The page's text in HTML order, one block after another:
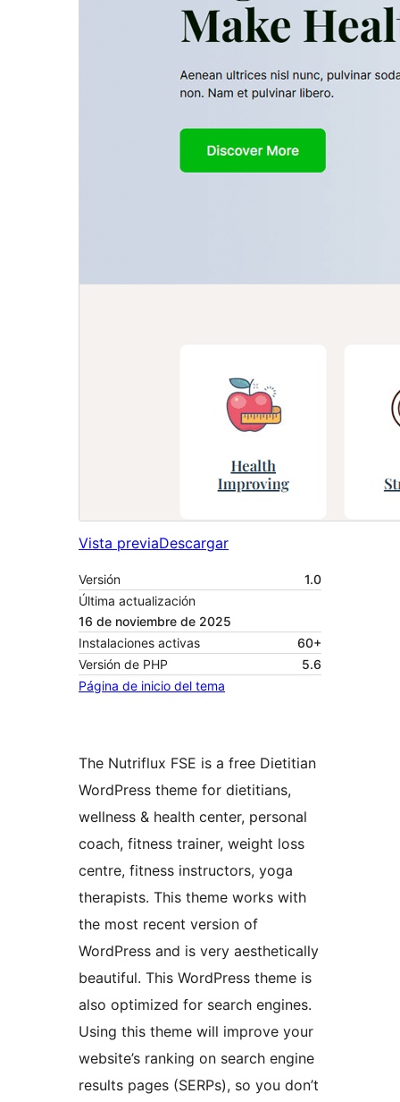
Vista previaDescargar
Versión
1.0
Última actualización
16 de noviembre de 2025
Instalaciones activas
60+
Versión de PHP
5.6
Página de inicio del tema
The Nutriflux FSE is a free Dietitian
WordPress theme for dietitians,
wellness & health center, personal
coach, fitness trainer, weight loss
centre, fitness instructors, yoga
therapists. This theme works with
the most recent version of
WordPress and is very aesthetically
beautiful. This WordPress theme is
also optimized for search engines.
Using this theme will improve your
website’s ranking on search engine
results pages (SERPs), so you don’t